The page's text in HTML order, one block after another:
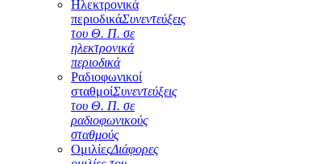
Ηλεκτρονικά
περιοδικάΣυνεντεύξεις
του Θ. Π. σε
ηλεκτρονικά
περιοδικά
Ραδιοφωνικοί
σταθμοίΣυνεντεύξεις
του Θ. Π. σε
ραδιοφωνικούς
σταθμούς
ΟμιλίεςΔιάφορες